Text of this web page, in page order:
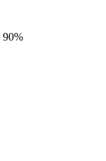
90%